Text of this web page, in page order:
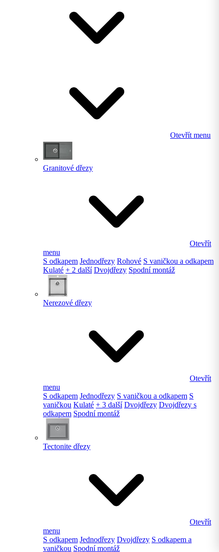
Otevřít menu
Granitové dřezy
Otevřít
menu
S odkapem Jednodřezy Rohové S vaničkou a odkapem
Kulaté + 2 další Dvojdřezy Spodní montáž
Nerezové dřezy
Otevřít
menu
S odkapem Jednodřezy S vaničkou a odkapem S
vaničkou Kulaté + 3 další Dvojdřezy Dvojdřezy s
odkapem Spodní montáž
Tectonite dřezy
Otevřít
menu
S odkapem Jednodřezy Dvojdřezy S odkapem a
vaničkou Spodní montáž